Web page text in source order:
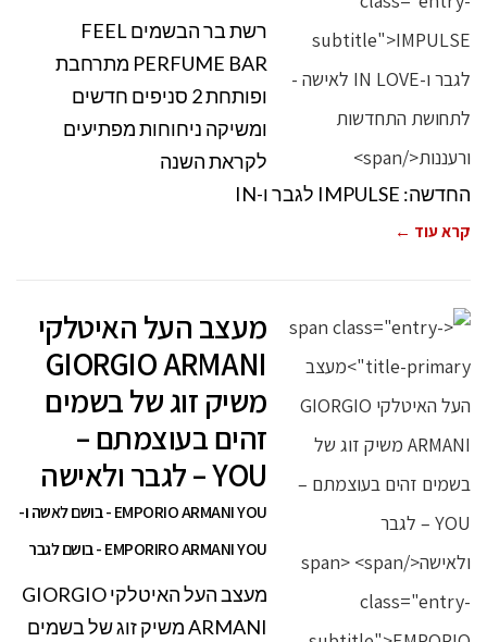
רשת בר הבשמים FEEL
PERFUME BAR מתרחבת
ופותחת 2 סניפים חדשים
ומשיקה ניחוחות מפתיעים
לקראת השנה
החדשה: IMPULSE לגבר ו-IN
קרא עוד ←
מעצב העל האיטלקי
GIORGIO ARMANI
משיק זוג של בשמים
זהים בעוצמתם –
YOU – לגבר ולאישה
EMPORIO ARMANI YOU - בושם לאשה ו-
EMPORIRO ARMANI YOU - בושם לגבר
מעצב העל האיטלקי GIORGIO
ARMANI משיק זוג של בשמים